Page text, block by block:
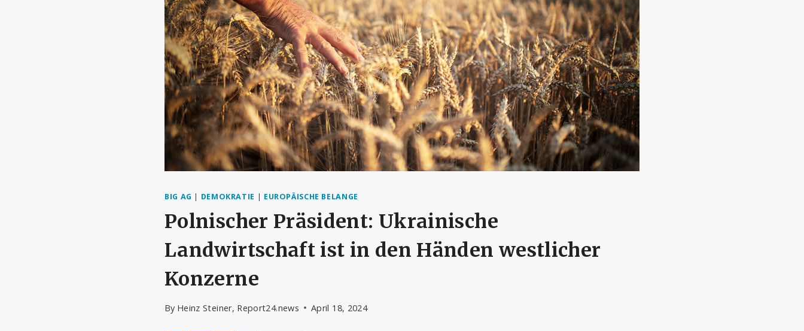
BIG AG | DEMOKRATIE | EUROPÄISCHE BELANGE
Polnischer Präsident: Ukrainische
Landwirtschaft ist in den Händen westlicher
Konzerne
By Heinz Steiner, Report24.news April 18, 2024